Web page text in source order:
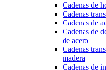
Cadenas de
Cadenas
Cadenas de
Cadenas de
de acero
Cadenas
madera
Cadenas de